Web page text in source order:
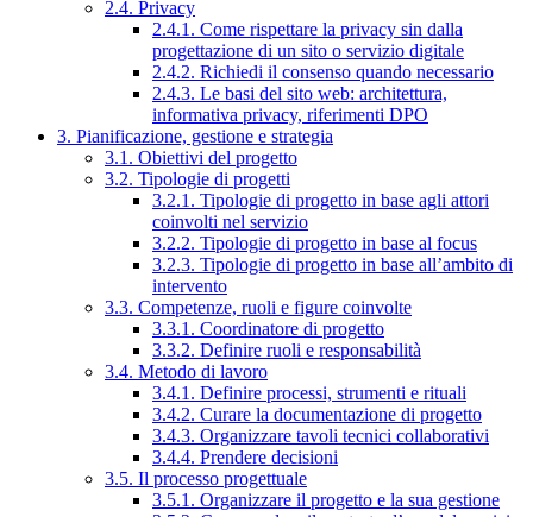
2.4. Privacy
2.4.1. Come rispettare la privacy sin dalla
progettazione di un sito o servizio digitale
2.4.2. Richiedi il consenso quando necessario
2.4.3. Le basi del sito web: architettura,
informativa privacy, riferimenti DPO
3. Pianificazione, gestione e strategia
3.1. Obiettivi del progetto
3.2. Tipologie di progetti
3.2.1. Tipologie di progetto in base agli attori
coinvolti nel servizio
3.2.2. Tipologie di progetto in base al focus
3.2.3. Tipologie di progetto in base all’ambito di
intervento
3.3. Competenze, ruoli e figure coinvolte
3.3.1. Coordinatore di progetto
3.3.2. Definire ruoli e responsabilità
3.4. Metodo di lavoro
3.4.1. Definire processi, strumenti e rituali
3.4.2. Curare la documentazione di progetto
3.4.3. Organizzare tavoli tecnici collaborativi
3.4.4. Prendere decisioni
3.5. Il processo progettuale
3.5.1. Organizzare il progetto e la sua gestione